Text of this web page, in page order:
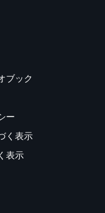
ブック
ー
く表示
表示